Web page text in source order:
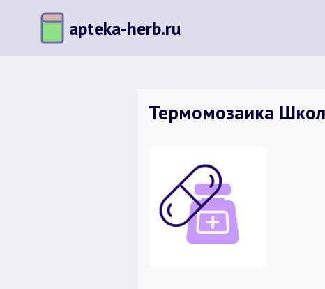
содержимому
apteka-herb.ru
Термомозаика